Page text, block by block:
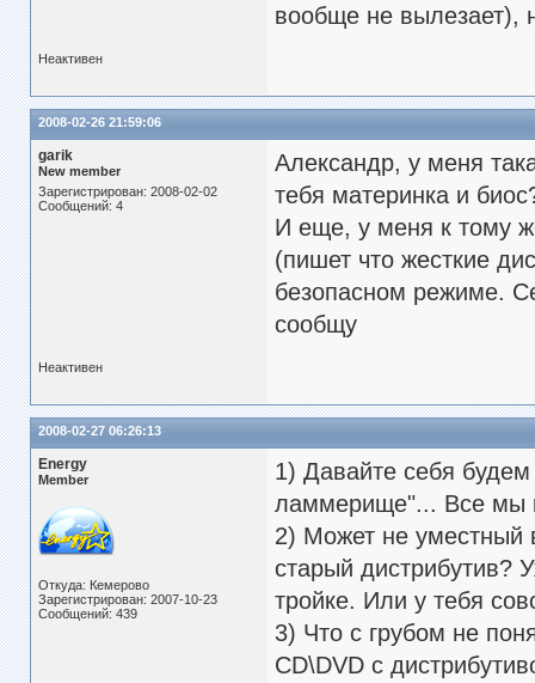
вообще не вылезает),
Неактивен
2008-02-26 21:59:06
garik
New member
Зарегистрирован: 2008-02-02
Сообщений: 4
Александр, у меня
тебя материнка и
И еще, у меня к тому
(пишет что жесткие
безопасном режиме.
сообщу
Неактивен
2008-02-27 06:26:13
Energy
Member
Откуда: Кемерово
Зарегистрирован: 2007-10-23
Сообщений: 439
1) Давайте себя
ламмерище"... Все мы
2) Может не уместный
старый дистрибутив?
тройке. Или у тебя
3) Что с грубом не
CD\DVD с